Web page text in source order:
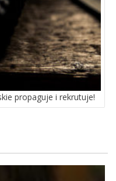
propaguje i rekrutuje!